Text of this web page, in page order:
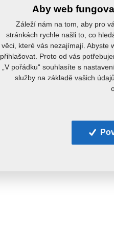
Aby web
Záleží nám na tom, aby pro
stránkách rychle našli to, co
věci, které vás nezajímají. Abyste
přihlašovat. Proto od vás
„V pořádku“ souhlasíte s
služby na základě vašich